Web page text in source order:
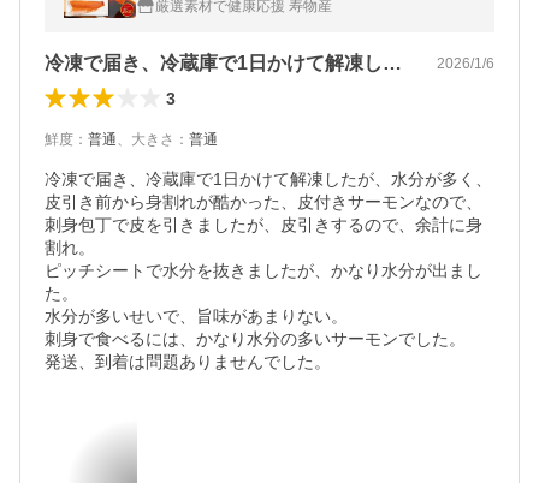
しっかりソテーが美味 爆買
厳選素材で健康応援 寿物産
冷凍で届き、冷蔵庫で1日かけて解凍した… 2026/1/6
3
鮮度 ： 普通、 大きさ ： 普通
冷凍で届き、冷蔵庫で1日かけて解凍したが、水分が多く、
皮引き前から身割れが酷かった、皮付きサーモンなので、
刺身包丁で皮を引きましたが、皮引きするので、余計に身
割れ。
ピッチシートで水分を抜きましたが、かなり水分が出まし
た。
水分が多いせいで、旨味があまりない。
刺身で食べるには、かなり水分の多いサーモンでした。
発送、到着は問題ありませんでした。